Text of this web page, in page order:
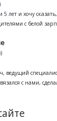
лет и хочу
с белой
ведущий
с нами,